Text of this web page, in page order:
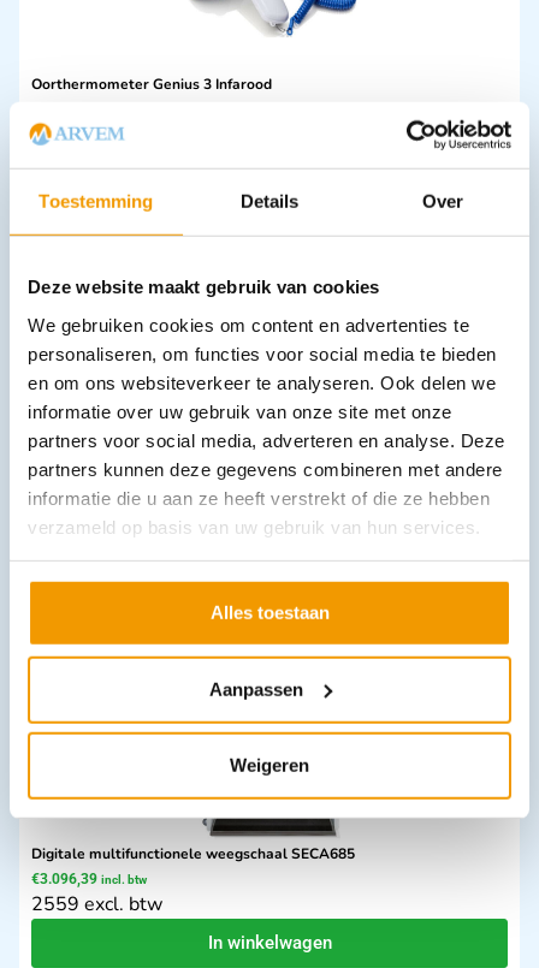
Toestemming Details Over
Deze website maakt gebruik van cookies
We gebruiken cookies om content en advertenties te
personaliseren, om functies voor social media te bieden
en om ons websiteverkeer te analyseren. Ook delen we
informatie over uw gebruik van onze site met onze
partners voor social media, adverteren en analyse. Deze
partners kunnen deze gegevens combineren met andere
informatie die u aan ze heeft verstrekt of die ze hebben
verzameld op basis van uw gebruik van hun services.
Alles toestaan
Aanpassen
Weigeren
Oorthermometer Genius 3 Infarood
325 excl. btw
In winkelwagen
Leverbaar
Accu-Chek Fastclix - Set met prikpen en 12 lancetten
€26,05 incl. btw
23.9 excl. btw
In winkelwagen
Digitale multifunctionele weegschaal SECA685
€3.096,39 incl. btw
2559 excl. btw
In winkelwagen